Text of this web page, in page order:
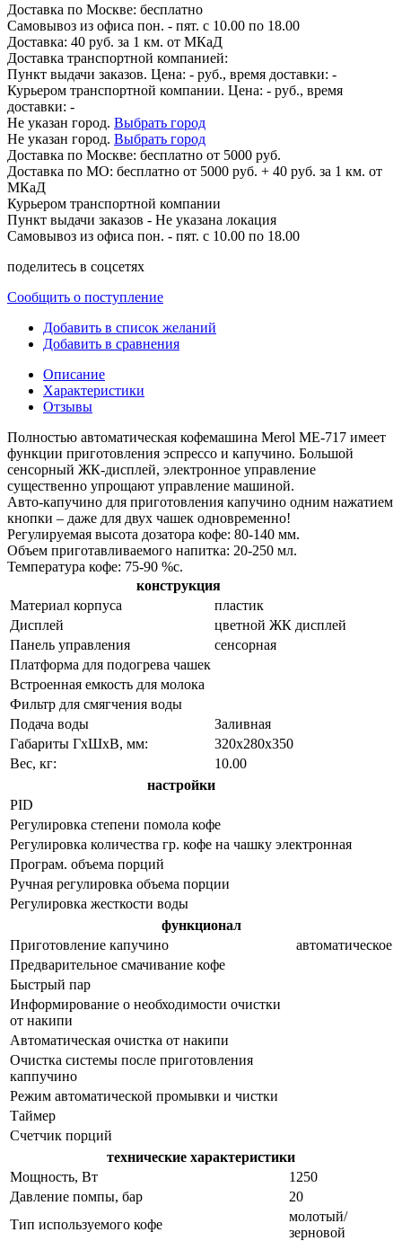
Доставка по Москве: бесплатно
Самовывоз из офиса пон. - пят. с 10.00 по 18.00
Доставка: 40 руб. за 1 км. от МКаД
Доставка транспортной компанией:
Пункт выдачи заказов. Цена: - руб., время доставки: -
Курьером транспортной компании. Цена: - руб., время
доставки: -
Не указан город. Выбрать город
Не указан город. Выбрать город
Доставка по Москве: бесплатно от 5000 руб.
Доставка по МО: бесплатно от 5000 руб. + 40 руб. за 1 км. от
МКаД
Курьером транспортной компании
Пункт выдачи заказов - Не указана локация
Самовывоз из офиса пон. - пят. с 10.00 по 18.00
поделитесь в соцсетях
Сообщить о поступление
Добавить в список желаний
Добавить в сравнения
Описание
Характеристики
Отзывы
Полностью автоматическая кофемашина Merol ME-717 имеет
функции приготовления эспрессо и капучино. Большой
сенсорный ЖК-дисплей, электронное управление
существенно упрощают управление машиной.
Авто-капучино для приготовления капучино одним нажатием
кнопки – даже для двух чашек одновременно!
Регулируемая высота дозатора кофе: 80-140 мм.
Объем приготавливаемого напитка: 20-250 мл.
Температура кофе: 75-90 %c.
конструкция
Материал корпуса
пластик
Дисплей
цветной ЖК дисплей
Панель управления
сенсорная
Платформа для подогрева чашек
Встроенная емкость для молока
Фильтр для смягчения воды
Подача воды
Заливная
Габариты ГхШхВ, мм:
320х280х350
Вес, кг:
10.00
настройки
PID
Регулировка степени помола кофе
Регулировка количества гр. кофе на чашку электронная
Програм. объема порций
Ручная регулировка объема порции
Регулировка жесткости воды
функционал
Приготовление капучино
автоматическое
Предварительное смачивание кофе
Быстрый пар
Информирование о необходимости очистки
от накипи
Автоматическая очистка от накипи
Очистка системы после приготовления
каппучино
Режим автоматической промывки и чистки
Таймер
Счетчик порций
технические характеристики
Мощность, Вт
1250
Давление помпы, бар
20
Тип используемого кофе
молотый/
зерновой